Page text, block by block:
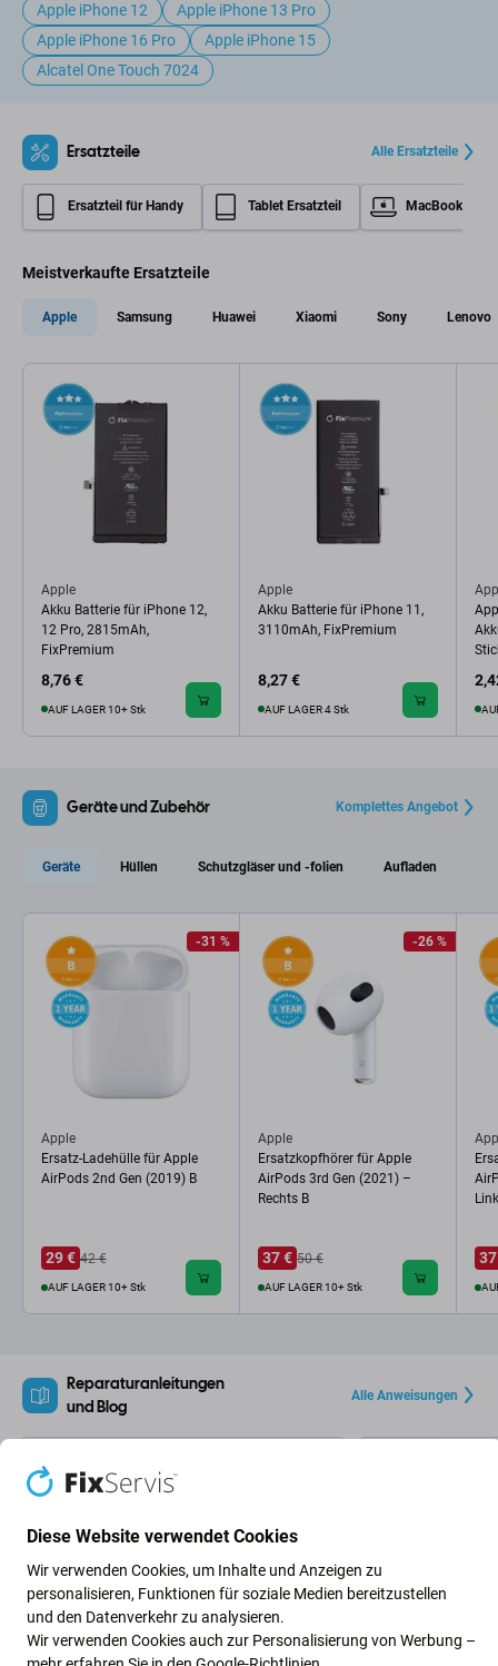
Apple iPhone 12
Apple iPhone 13 Pro
Apple iPhone 16 Pro
Apple iPhone 15
Alcatel One Touch 7024
Ersatzteile Alle Ersatzteile
Ersatzteil für Handy Tablet Ersatzteil MacBook
Meistverkaufte Ersatzteile
Apple Samsung Huawei Xiaomi Sony Lenovo
Apple
Akku Batterie für iPhone 12,
12 Pro, 2815mAh,
FixPremium
8,76 €
AUF LAGER 10+ Stk
Apple
Akku Batterie für iPhone 11,
3110mAh, FixPremium
8,27 €
AUF LAGER 4 Stk
Geräte und Zubehör Komplettes Angebot
Geräte Hüllen Schutzgläser und -folien Aufladen
-31 %
Apple
Ersatz-Ladehülle für Apple
AirPods 2nd Gen (2019) B
29 € 42 €
AUF LAGER 10+ Stk
-26 %
Apple
Ersatzkopfhörer für Apple
AirPods 3rd Gen (2021) –
Rechts B
37 € 50 €
AUF LAGER 10+ Stk
Reparaturanleitungen
und Blog
Alle Anweisungen
Austauschen des iPhone 5 LCD-
mittlerer
Neueste Blogartikel
Diese Website verwendet Cookies
Wir verwenden Cookies, um Inhalte und Anzeigen zu
personalisieren, Funktionen für soziale Medien bereitzustellen
und den Datenverkehr zu analysieren.
Wir verwenden Cookies auch zur Personalisierung von Werbung –